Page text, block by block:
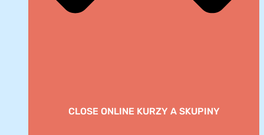
CLOSE ONLINE KURZY A SKUPINY